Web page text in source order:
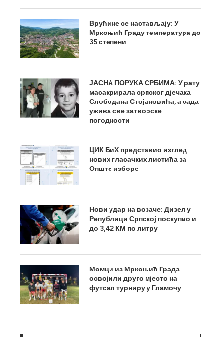
Врућине се настављају: У
Мркоњић Граду температура до
35 степени
ЈАСНА ПОРУКА СРБИМА: У рату
масакрирала српског дјечака
Слободана Стојановића, а сада
ужива све затворске
погодности
ЦИК БиХ представио изглед
нових гласачких листића за
Опште изборе
Нови удар на возаче: Дизел у
Републици Српској поскупио и
до 3,42 КМ по литру
Момци из Мркоњић Града
освојили друго мјесто на
футсал турниру у Гламочу